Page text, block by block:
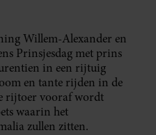
Willem-Alexander en
Prinsjesdag met prins
in een rijtuig
en tante rijden in de
rijtoer vooraf wordt
waarin het
zullen zitten.